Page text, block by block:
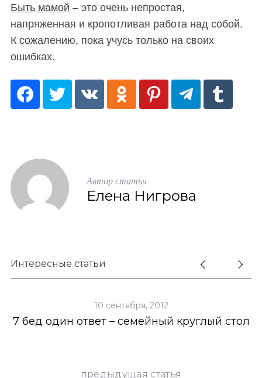
Быть мамой – это очень непростая,
напряженная и кропотливая работа над собой.
К сожалению, пока учусь только на своих
ошибках.
Автор статьи
Елена Нигрова
Интересные статьи
10 сентября, 2012
7 бед один ответ – семейный круглый стол
предыдущая статья